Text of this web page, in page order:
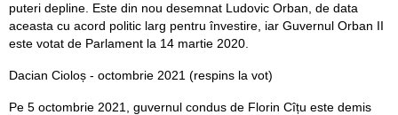
puteri depline. Este din nou desemnat Ludovic Orban, de data
aceasta cu acord politic larg pentru învestire, iar Guvernul Orban II
este votat de Parlament la 14 martie 2020.
Dacian Cioloș - octombrie 2021 (respins la vot)
Pe 5 octombrie 2021, guvernul condus de Florin Cîțu este demis